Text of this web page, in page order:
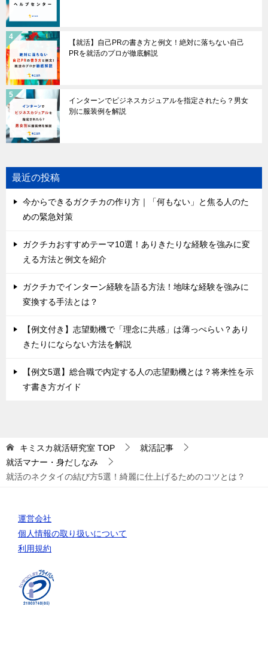
【就活】自己PRの書き方と例文！絶対に落ちない自己
PRを就活のプロが徹底解説
インターンでビジネスカジュアルを指定されたら？男女
別に服装例を解説
最近の投稿
今からできるガクチカの作り方｜「何もない」と焦る人のた
めの緊急対策
ガクチカおすすめテーマ10選！ありきたりな経験を強みに変
える方法と例文を紹介
ガクチカでインターン経験を語る方法！地味な経験を強みに
変換する手法とは？
【例文付き】志望動機で「理念に共感」は薄っぺらい？あり
きたりにならない方法を解説
【例文5選】総合職で内定する人の志望動機とは？将来性を示
す書き方ガイド
キミスカ就活研究室 TOP
就活記事
就活マナー・身だしなみ
就活のネクタイの結び方5選！綺麗に仕上げるためのコツとは？
運営会社
個人情報の取り扱いについて
利用規約